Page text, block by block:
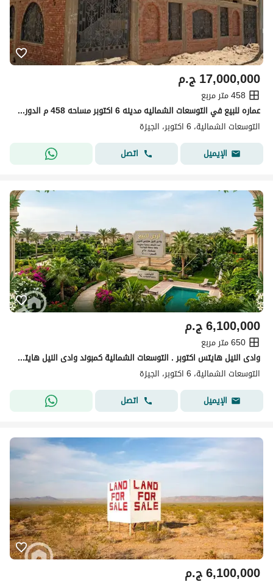
ج.م17,000,000
458 متر مربع
عماره للبيع في التوسعات الشماليه مدينه 6 اكتوبر مساحه 458 م الدور على شقتين موقع ممتاز جدا
التوسعات الشمالية، 6 اكتوبر، الجيزة
الإيميل
اتصل
ج.م6,100,000
650 متر مربع
وادى النيل هايتس اكتوبر . التوسعات الشمالية كمبوند وادى النيل هايتس
التوسعات الشمالية، 6 اكتوبر، الجيزة
الإيميل
اتصل
ج.م6,100,000